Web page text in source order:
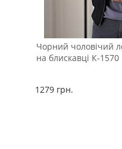
Чорний чоловічий
на блискавці К-1570
1279 грн.